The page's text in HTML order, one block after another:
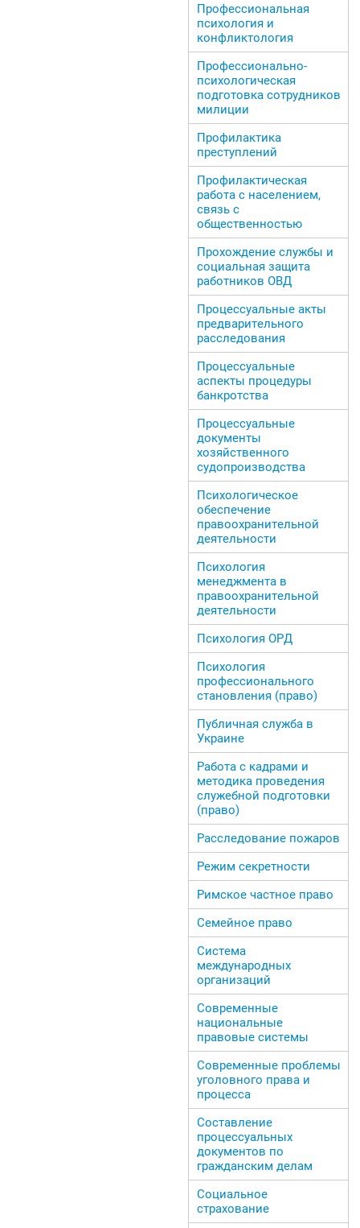
Профессиональная
психология и
конфликтология
Профессионально-
психологическая
подготовка сотрудников
милиции
Профилактика
преступлений
Профилактическая
работа с населением,
связь с
общественностью
Прохождение службы и
социальная защита
работников ОВД
Процессуальные акты
предварительного
расследования
Процессуальные
аспекты процедуры
банкротства
Процессуальные
документы
хозяйственного
судопроизводства
Психологическое
обеспечение
правоохранительной
деятельности
Психология
менеджмента в
правоохранительной
деятельности
Психология ОРД
Психология
профессионального
становления (право)
Публичная служба в
Украине
Работа с кадрами и
методика проведения
служебной подготовки
(право)
Расследование пожаров
Режим секретности
Римское частное право
Семейное право
Система
международных
организаций
Современные
национальные
правовые системы
Современные проблемы
уголовного права и
процесса
Составление
процессуальных
документов по
гражданским делам
Социальное
страхование